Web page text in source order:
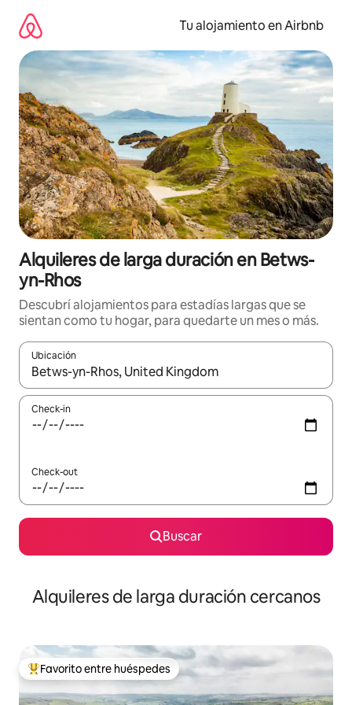
contenido
Tu alojamiento en Airbnb
Alquileres de larga duración en Betws-
yn-Rhos
Descubrí alojamientos para estadías largas que se
sientan como tu hogar, para quedarte un mes o más.
Ubicación
Cuando los resultados estén disponibles, navegá con las
Check-in
Check-out
Buscar
Alquileres de larga duración cercanos
Favorito entre los huéspedes más destacados
Favorito entre huéspedes